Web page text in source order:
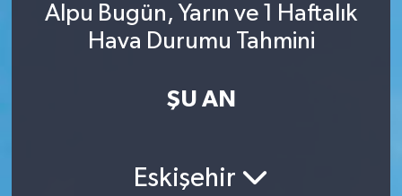
Alpu Bugün, Yarın ve 1 Haftalık
Hava Durumu Tahmini
ŞU AN
Eskişehir
Süper Lig Puan Durumu ve Fikstür